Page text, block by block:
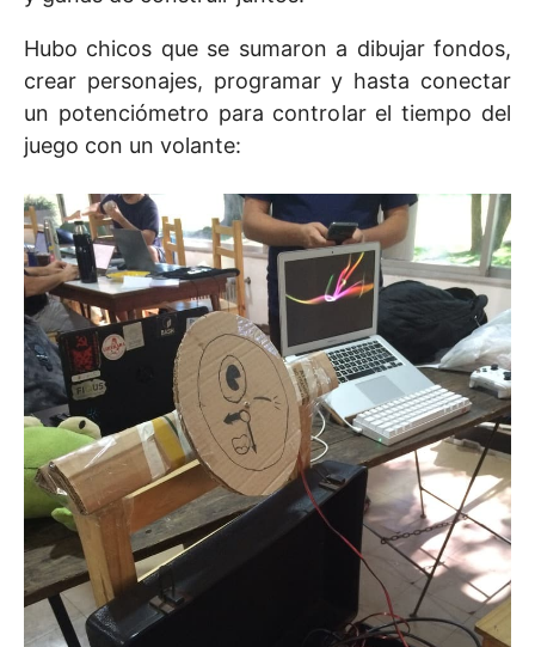
Hubo chicos que se sumaron a dibujar fondos,
crear personajes, programar y hasta conectar
un potenciómetro para controlar el tiempo del
juego con un volante: